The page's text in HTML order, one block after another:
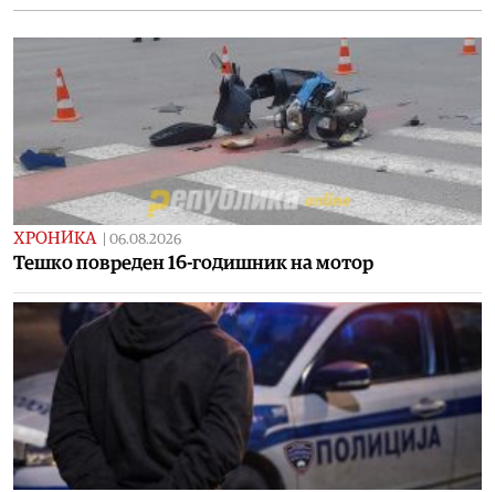
ХРОНИКА 06.08.2026
Тешко повреден 16-годишник на мотор